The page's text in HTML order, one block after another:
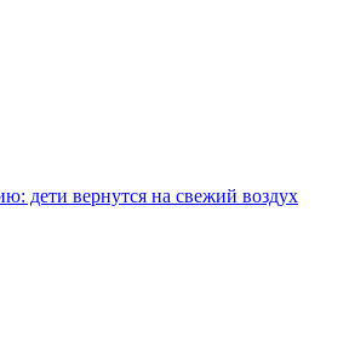
дети вернутся на свежий воздух